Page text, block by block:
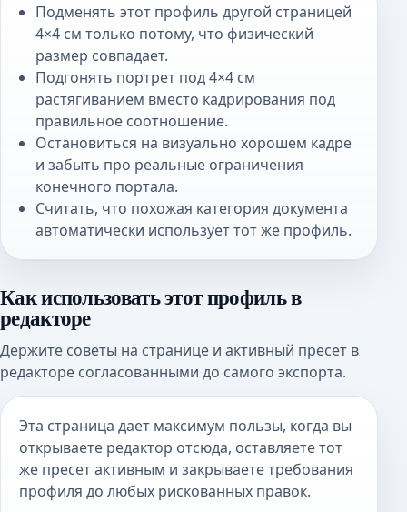
Подменять этот профиль другой страницей
4×4 см только потому, что физический
размер совпадает.
Подгонять портрет под 4×4 см
растягиванием вместо кадрирования под
правильное соотношение.
Остановиться на визуально хорошем кадре
и забыть про реальные ограничения
конечного портала.
Считать, что похожая категория документа
автоматически использует тот же профиль.
Как использовать этот профиль в
редакторе
Держите советы на странице и активный пресет в
редакторе согласованными до самого экспорта.
Эта страница дает максимум пользы, когда вы
открываете редактор отсюда, оставляете тот
же пресет активным и закрываете требования
профиля до любых рискованных правок.